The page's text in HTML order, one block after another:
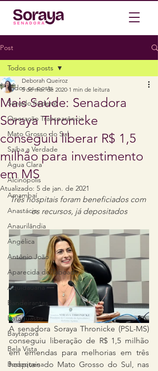
Post
Todos os posts
Senado Federal
Operação Transparência
Mato Grosso do Sul
Saiba a Verdade
Água Clara
Alcinópolis
Amambaí
Anastácio
Anaurilândia
Angélica
Antônio João
Aparecida do Taboado
Aquidauana
Bandeirantes
Bataguassu
Baytaporã
Bela Vista
Bodoquena
Todos os posts
Mais Saúde: Senadora
Soraya Thronicke
conseguiu liberar R$ 1,5
milhão para investimento
em MS
Deborah Queiroz
5 de mai. de 2020 1 min de leitura
Atualizado: 5 de jan. de 2021
Três hospitais foram beneficiados com
os recursos, já depositados
A senadora Soraya Thronicke (PSL-MS)
conseguiu liberação de R$ 1,5 milhão
em emendas para melhorias em três
hospitais do Mato Grosso do Sul, nas